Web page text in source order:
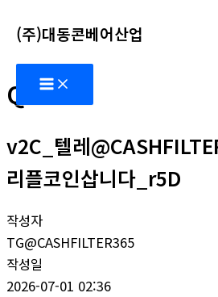
텐
츠
로
건
뛰
기
(주)대동콘베어산업
Main
Menu
Q&A
v2C_텔레
리플코인삽니다_r5D
작성자
TG@CASHFILTER365
작성일
2026-07-01 02:36